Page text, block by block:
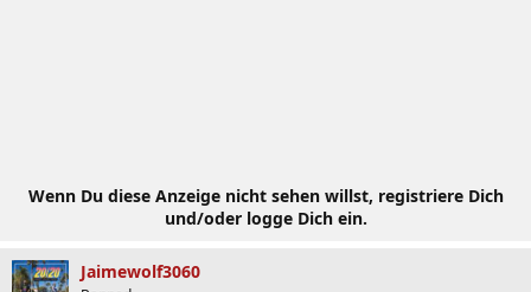
Wenn Du diese Anzeige nicht sehen willst, registriere Dich
und/oder logge Dich ein.
Jaimewolf3060